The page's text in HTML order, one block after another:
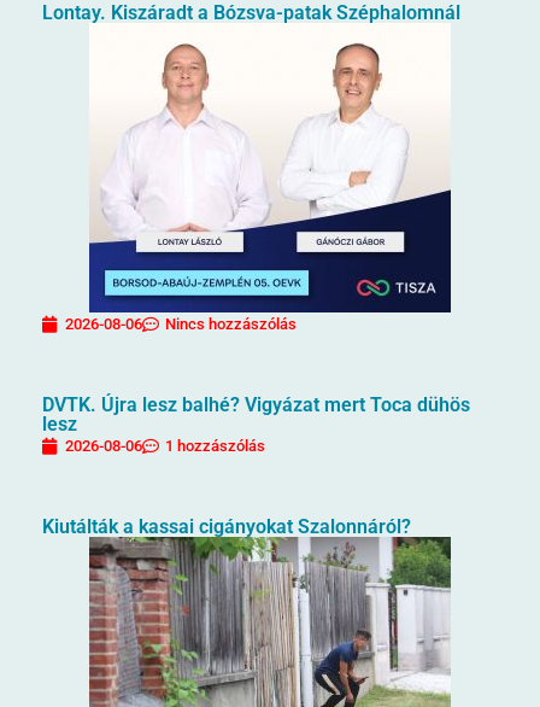
Lontay. Kiszáradt a Bózsva-patak Széphalomnál
2026-08-06 Nincs hozzászólás
DVTK. Újra lesz balhé? Vigyázat mert Toca dühös
lesz
2026-08-06 1 hozzászólás
Kiutálták a kassai cigányokat Szalonnáról?